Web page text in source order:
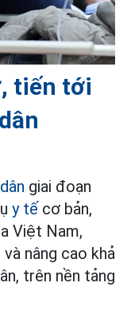
tiến tới
giai đoạn
y tế cơ bản,
Việt Nam,
nâng cao khả
trên nền tảng